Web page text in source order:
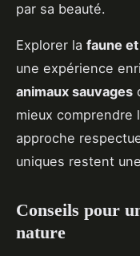
par sa beauté.
Explorer la faune
une expérience
animaux sauvages
mieux comprendre
approche
uniques restent
Conseils pour
nature